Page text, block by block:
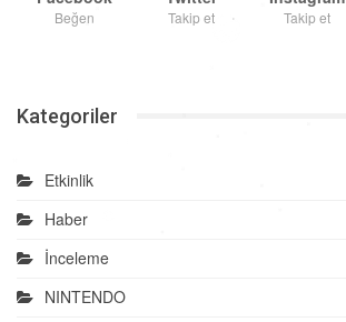
Beğen Takip et Takip et
Kategoriler
Etkinlik
Haber
İnceleme
NINTENDO